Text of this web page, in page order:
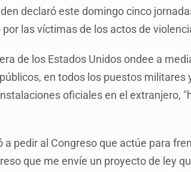
declaró este domingo cinco
las víctimas de los actos de
de los Estados Unidos ondee a
en todos los puestos militares
oficiales en el extranjero,
a pedir al Congreso que actúe para
que me envíe un proyecto de ley